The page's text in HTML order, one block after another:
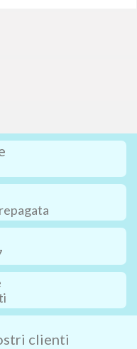
clienti